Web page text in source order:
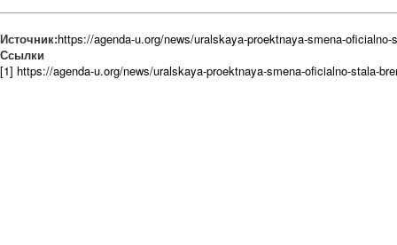
Источник:https://agenda-u.org/news/uralskaya-proektnaya-smena-oficialno-
Ссылки
[1] https://agenda-u.org/news/uralskaya-proektnaya-smena-oficialno-stala-